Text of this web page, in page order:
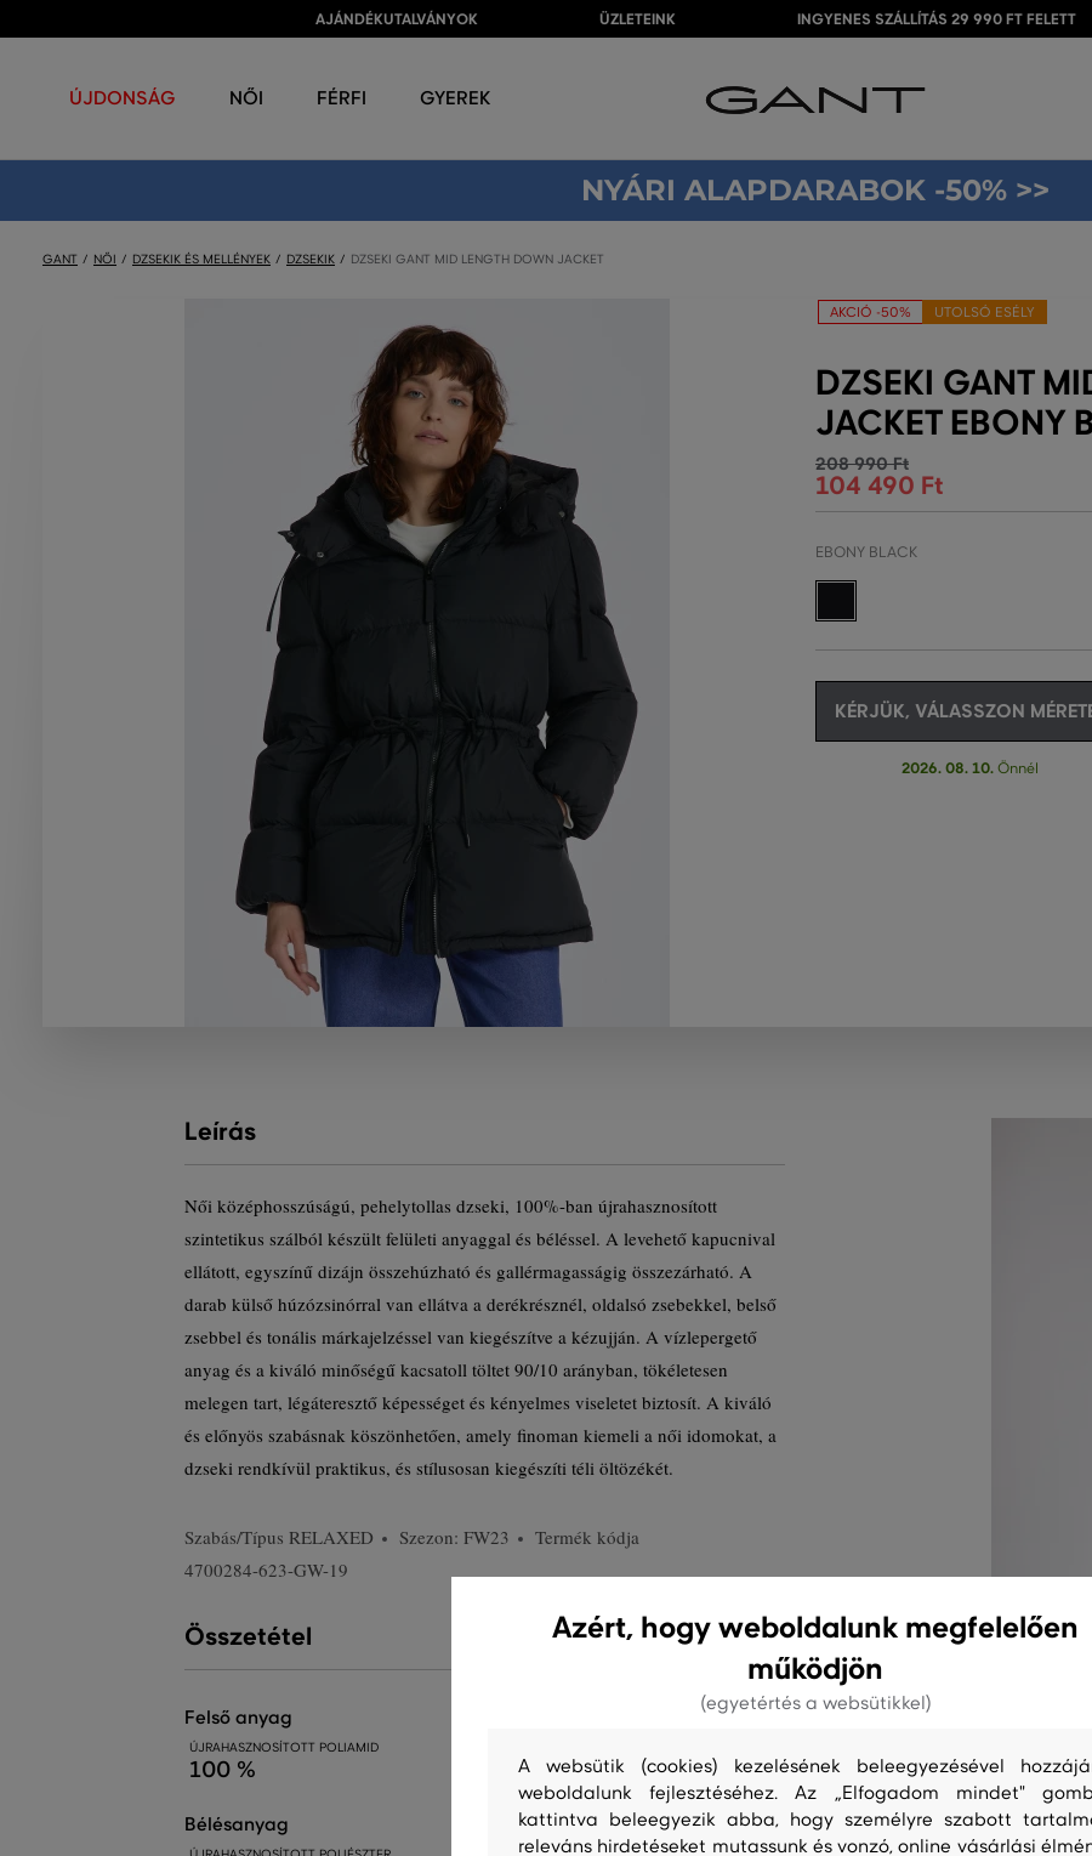
AJÁNDÉKUTALVÁNYOK ÜZLETEINK INGYENES SZÁLLÍTÁS 29 990 FT FELETT
ÚJDONSÁG NŐI FÉRFI GYEREK
NYÁRI ALAPDARABOK -50% >>
GANT NŐI DZSEKIK ÉS MELLÉNYEK DZSEKIK DZSEKI GANT MID LENGTH DOWN JACKET
AKCIÓ -50% UTOLSÓ ESÉLY
DZSEKI GANT
JACKET EBONY
208 990 Ft
104 490 Ft
EBONY BLACK
KÉRJÜK, VÁLASSZON
2026. 08. 10. Önnél
Leírás
Női középhosszúságú, pehelytollas dzseki, 100%-ban újrahasznosított
szintetikus szálból készült felületi anyaggal és béléssel. A levehető kapucnival
ellátott, egyszínű dizájn összehúzható és gallérmagasságig összezárható. A
darab külső húzózsinórral van ellátva a derékrésznél, oldalsó zsebekkel, belső
zsebbel és tonális márkajelzéssel van kiegészítve a kézujján. A vízlepergető
anyag és a kiváló minőségű kacsatoll töltet 90/10 arányban, tökéletesen
melegen tart, légáteresztő képességet és kényelmes viseletet biztosít. A kiváló
és előnyös szabásnak köszönhetően, amely finoman kiemeli a női idomokat, a
dzseki rendkívül praktikus, és stílusosan kiegészíti téli öltözékét.
Szabás/Típus RELAXED Szezon: FW23
Termék kódja
4700284-623-GW-19
Összetétel
felső anyag
ÚJRAHASZNOSÍTOTT POLIAMID
100 %
bélésanyag
Azért, hogy weboldalunk megfelelően
működjön
(egyetértés a websütikkel)
A websütik (cookies) kezelésének beleegyezésével
weboldalunk fejlesztéséhez. Az „Elfogadom mindet"
kattintva beleegyezik abba, hogy személyre szabott
releváns hirdetéseket mutassunk és vonzó, online vásárlási